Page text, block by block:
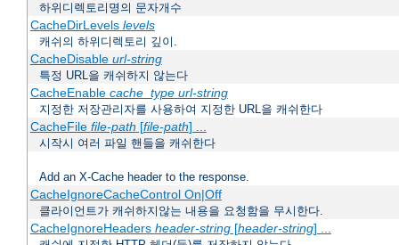
하위디렉토리명의 문자개수
CacheDirLevels levels
캐쉬의 하위디렉토리 깊이.
CacheDisable url-string
특정 URL을 캐쉬하지 않는다
CacheEnable cache_type url-string
지정한 저장관리자를 사용하여 지정한 URL을 캐쉬한다
CacheFile file-path [file-path] ...
시작시 여러 파일 핸들을 캐쉬한다
Add an X-Cache header to the response.
CacheIgnoreCacheControl On|Off
클라이언트가 캐쉬하지않는 내용을 요청함을 무시한다.
CacheIgnoreHeaders header-string[header-string] ...